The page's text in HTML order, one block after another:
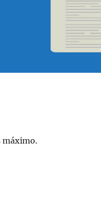
máximo.